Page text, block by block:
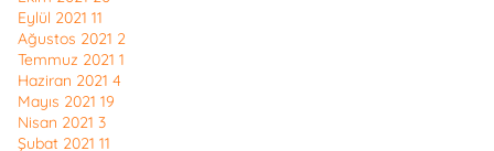
Eylül 2021 11
Ağustos 2021 2
Temmuz 2021 1
Haziran 2021 4
Mayıs 2021 19
Nisan 2021 3
Şubat 2021 11